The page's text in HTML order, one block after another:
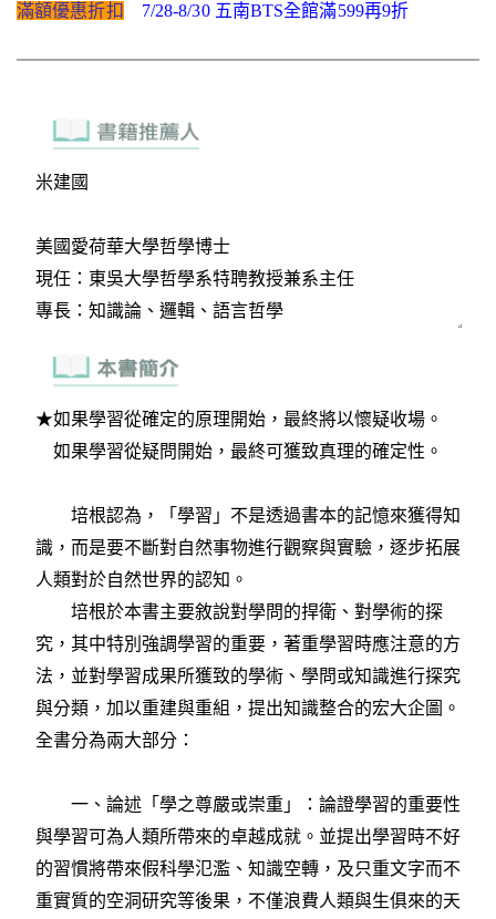
滿額優惠折扣
7/28-8/30 五南BTS全館滿599再9折